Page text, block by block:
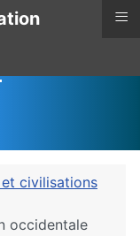
civilisations
occidentale
≡